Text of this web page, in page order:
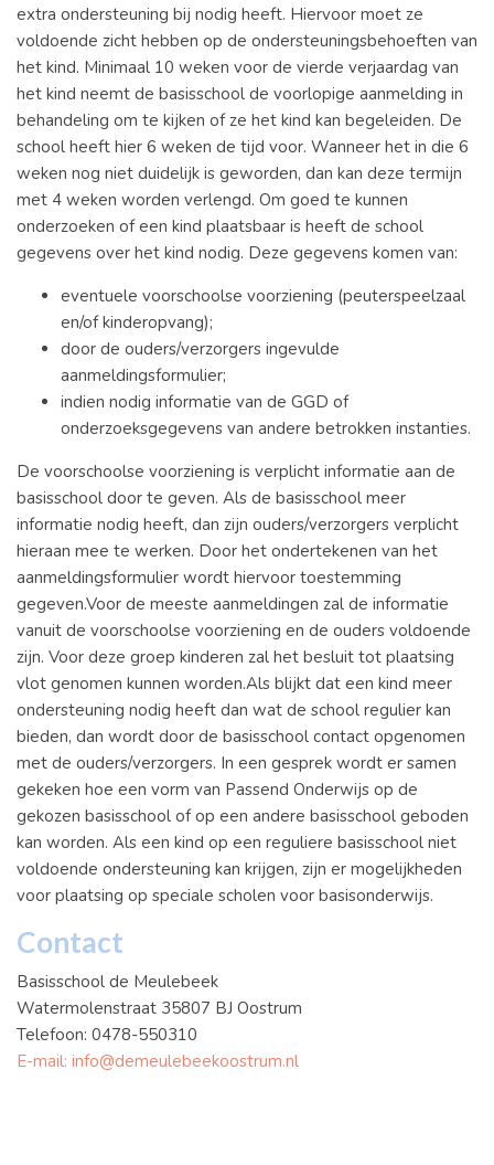
extra ondersteuning bij nodig heeft. Hiervoor moet ze
voldoende zicht hebben op de ondersteuningsbehoeften van
het kind. Minimaal 10 weken voor de vierde verjaardag van
het kind neemt de basisschool de voorlopige aanmelding in
behandeling om te kijken of ze het kind kan begeleiden. De
school heeft hier 6 weken de tijd voor. Wanneer het in die 6
weken nog niet duidelijk is geworden, dan kan deze termijn
met 4 weken worden verlengd. Om goed te kunnen
onderzoeken of een kind plaatsbaar is heeft de school
gegevens over het kind nodig. Deze gegevens komen van:
eventuele voorschoolse voorziening (peuterspeelzaal
en/of kinderopvang);
door de ouders/verzorgers ingevulde
aanmeldingsformulier;
indien nodig informatie van de GGD of
onderzoeksgegevens van andere betrokken instanties.
De voorschoolse voorziening is verplicht informatie aan de
basisschool door te geven. Als de basisschool meer
informatie nodig heeft, dan zijn ouders/verzorgers verplicht
hieraan mee te werken. Door het ondertekenen van het
aanmeldingsformulier wordt hiervoor toestemming
gegeven.Voor de meeste aanmeldingen zal de informatie
vanuit de voorschoolse voorziening en de ouders voldoende
zijn. Voor deze groep kinderen zal het besluit tot plaatsing
vlot genomen kunnen worden.Als blijkt dat een kind meer
ondersteuning nodig heeft dan wat de school regulier kan
bieden, dan wordt door de basisschool contact opgenomen
met de ouders/verzorgers. In een gesprek wordt er samen
gekeken hoe een vorm van Passend Onderwijs op de
gekozen basisschool of op een andere basisschool geboden
kan worden. Als een kind op een reguliere basisschool niet
voldoende ondersteuning kan krijgen, zijn er mogelijkheden
voor plaatsing op speciale scholen voor basisonderwijs.
Contact
Basisschool de Meulebeek
Watermolenstraat 35807 BJ Oostrum
Telefoon: 0478-550310
E-mail: info@demeulebeekoostrum.nl